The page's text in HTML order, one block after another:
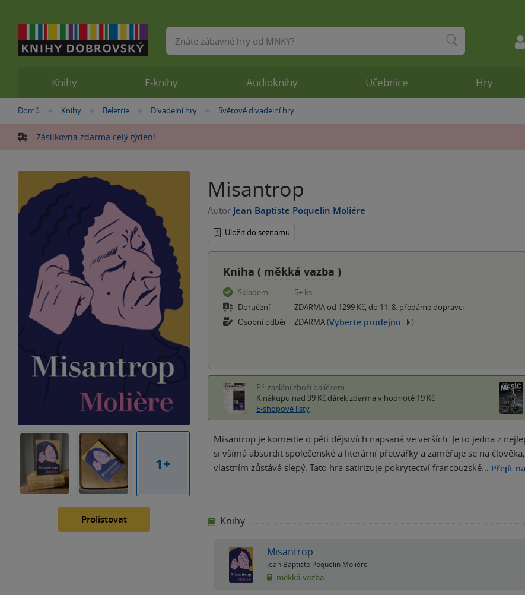
Nacházíte
zde:
Domů »
Knihy »
Beletrie »
Divadelní hry »
Světové divadelní hry
Zásilkovna zdarma celý týden!
1+
Prolistovat
Misantrop
Autor Jean Baptiste Poquelin Moliére
Uložit do seznamu
Kniha ( měkká vazba )
Skladem
5+ ks
Doručení
ZDARMA od 1299 Kč, do 11. 8. předáme dopravci
Osobní odběr
ZDARMA (Vyberte prodejnu )
Při zaslání zboží balíčkem
K nákupu nad 99 Kč dárek zdarma v hodnotě 19 Kč
E-shopové listy
Misantrop je komedie o pěti dějstvích napsaná ve verších. Je to jedna z
si všímá absurdit společenské a literární přetvářky a zaměřuje se na
vlastním zůstává slepý. Tato hra satirizuje pokrytectví francouzské… Přejít
Knihy
Misantrop
Jean Baptiste Poquelin Moliére
měkká vazba
Knihy E-knihy Audioknihy Učebnice Hry
Vyhledávání